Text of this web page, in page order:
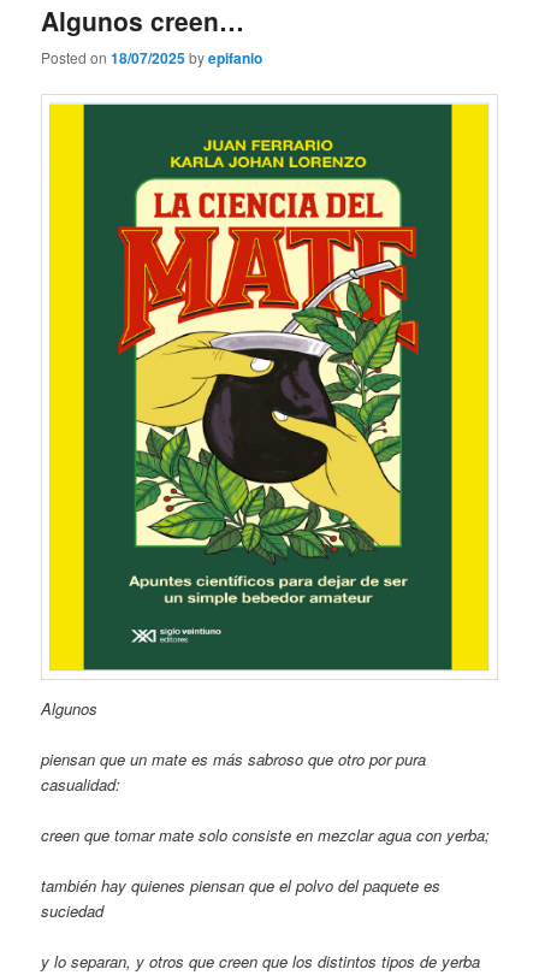
Algunos creen…
Posted on18/07/2025byepifanio
Algunos
piensan que un mate es más sabroso que otro por pura
casualidad:
creen que tomar mate solo consiste en mezclar agua con yerba;
también hay quienes piensan que el polvo del paquete es
suciedad
y lo separan, y otros que creen que los distintos tipos de yerba